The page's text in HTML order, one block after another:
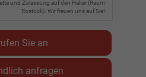
und Zulassung auf den Halter (Raum
Rostock). Wir freuen uns auf Sie!
Sie an
anfragen